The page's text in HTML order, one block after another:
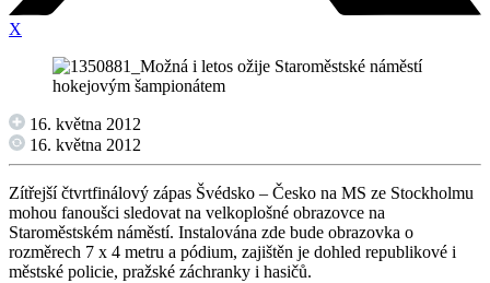
X
16. května 2012
16. května 2012
Zítřejší čtvrtfinálový zápas Švédsko – Česko na MS ze Stockholmu
mohou fanoušci sledovat na velkoplošné obrazovce na
Staroměstském náměstí. Instalována zde bude obrazovka o
rozměrech 7 x 4 metru a pódium, zajištěn je dohled republikové i
městské policie, pražské záchranky i hasičů.